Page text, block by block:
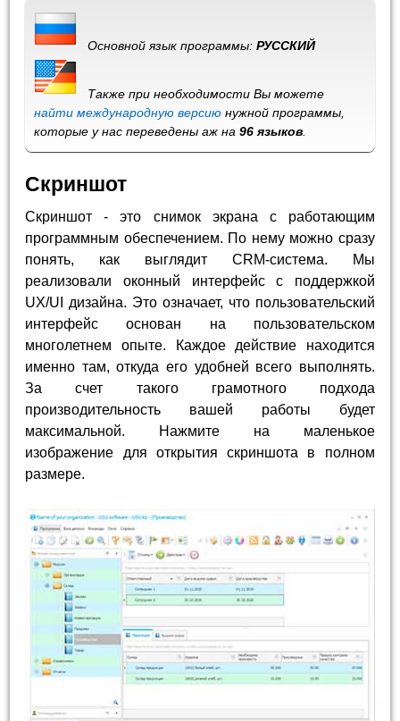
Основной язык программы:РУССКИЙ
Также при необходимости Вы можете
найти международную версию нужной программы,
которые у нас переведены аж на96 языков
Скриншот
Скриншот - это снимок экрана с работающим
программным обеспечением. По нему можно сразу
понять, как выглядит CRM-система. Мы
реализовали оконный интерфейс с поддержкой
UX/UI дизайна. Это означает, что пользовательский
интерфейс основан на пользовательском
многолетнем опыте. Каждое действие находится
именно там, откуда его удобней всего выполнять.
За счет такого грамотного подхода
производительность вашей работы будет
максимальной. Нажмите на маленькое
изображение для открытия скриншота в полном
размере.